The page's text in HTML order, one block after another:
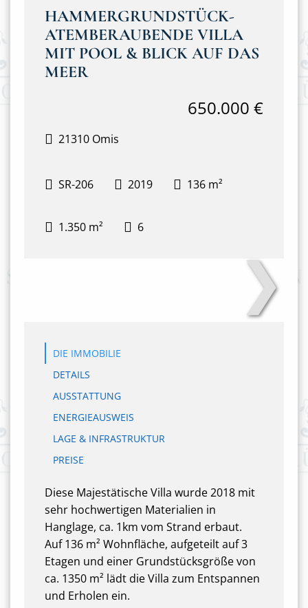
HAMMERGRUNDSTÜCK-
ATEMBERAUBENDE VILLA
MIT POOL & BLICK AUF DAS
MEER
21310 Omis
650.000 €
SR-206 2019 136 m²
1.350 m² 6
❯
DIE IMMOBILIE
DETAILS
AUSSTATTUNG
ENERGIEAUSWEIS
LAGE & INFRASTRUKTUR
PREISE
Diese Majestätische Villa wurde 2018 mit
sehr hochwertigen Materialien in
Hanglage, ca. 1km vom Strand erbaut.
Auf 136 m² Wohnfläche, aufgeteilt auf 3
Etagen und einer Grundstücksgröße von
ca. 1350 m² lädt die Villa zum Entspannen
und Erholen ein.